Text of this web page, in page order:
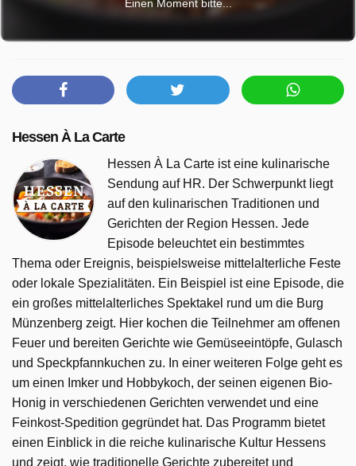
Einen Moment bitte...
Hessen À La Carte
Hessen À La Carte ist eine kulinarische
Sendung auf HR. Der Schwerpunkt liegt
auf den kulinarischen Traditionen und
Gerichten der Region Hessen. Jede
Episode beleuchtet ein bestimmtes
Thema oder Ereignis, beispielsweise mittelalterliche Feste
oder lokale Spezialitäten. Ein Beispiel ist eine Episode, die
ein großes mittelalterliches Spektakel rund um die Burg
Münzenberg zeigt. Hier kochen die Teilnehmer am offenen
Feuer und bereiten Gerichte wie Gemüseeintöpfe, Gulasch
und Speckpfannkuchen zu. In einer weiteren Folge geht es
um einen Imker und Hobbykoch, der seinen eigenen Bio-
Honig in verschiedenen Gerichten verwendet und eine
Feinkost-Spedition gegründet hat. Das Programm bietet
einen Einblick in die reiche kulinarische Kultur Hessens
und zeigt, wie traditionelle Gerichte zubereitet und